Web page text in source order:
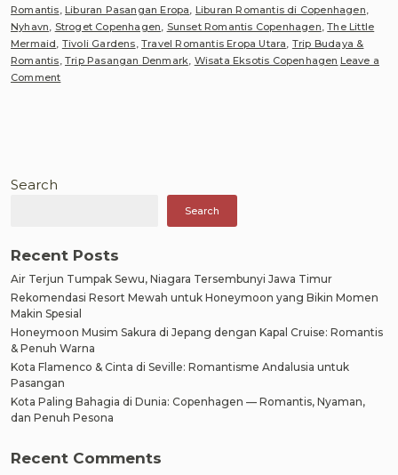
Romantis ,Liburan Pasangan Eropa Liburan Romantis di Copenhagen
Nyhavn
Stroget Copenhagen Sunset Romantis Copenhagen ,The Little
Mermaid Tivoli Gardens ,Travel Romantis Eropa Utara Trip Budaya &
Romantis ,Trip Pasangan Denmark Wisata Eksotis Copenhagen Leave a
Commenton
Penuh
Pesona
Search
Search
Recent Posts
Air Terjun Tumpak Sewu, Niagara Tersembunyi Jawa Timur
Rekomendasi Resort Mewah untuk Honeymoon yang Bikin Momen
Makin Spesial
Honeymoon Musim Sakura di Jepang dengan Kapal Cruise: Romantis
& Penuh Warna
Kota Flamenco & Cinta di Seville: Romantisme Andalusia untuk
Pasangan
Kota Paling Bahagia di Dunia: Copenhagen — Romantis, Nyaman,
dan Penuh Pesona
Recent Comments